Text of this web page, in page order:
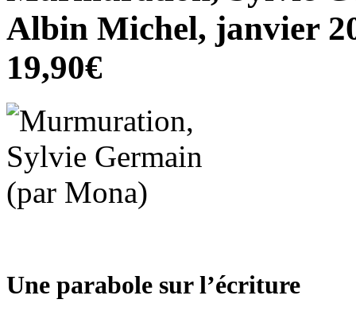
Albin Michel, janvier
19,90€
Une parabole sur l’écriture